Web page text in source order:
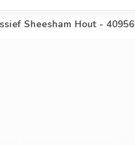
Sheesham Hout - 40956